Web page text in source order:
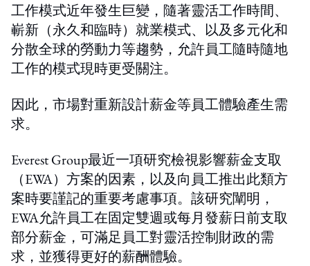
工作模式近年發生巨變，隨著靈活工作時間、
嶄新（永久和臨時）就業模式、以及多元化和
分散全球的勞動力等趨勢，允許員工隨時隨地
工作的模式現時更受關注。
因此，市場對重新設計薪金等員工體驗產生需
求。
Everest Group最近一項研究檢視影響薪金支取
（EWA）方案的因素，以及向員工推出此類方
案時要謹記的重要考慮事項。該研究闡明，
EWA允許員工在固定雙週或每月發薪日前支取
部分薪金，可滿足員工對靈活控制財政的需
求，並獲得更好的薪酬體驗。